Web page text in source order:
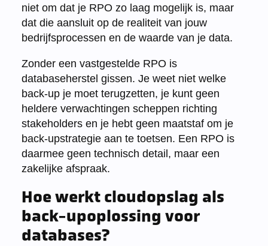
niet om dat je RPO zo laag mogelijk is, maar
dat die aansluit op de realiteit van jouw
bedrijfsprocessen en de waarde van je data.
Zonder een vastgestelde RPO is
databaseherstel gissen. Je weet niet welke
back-up je moet terugzetten, je kunt geen
heldere verwachtingen scheppen richting
stakeholders en je hebt geen maatstaf om je
back-upstrategie aan te toetsen. Een RPO is
daarmee geen technisch detail, maar een
zakelijke afspraak.
Hoe werkt cloudopslag als
back-upoplossing voor
databases?